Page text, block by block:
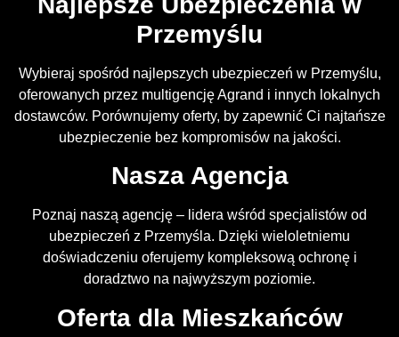
Przemyślu
Wybieraj spośród najlepszych ubezpieczeń w Przemyślu,
oferowanych przez multigencję Agrand i innych lokalnych
dostawców. Porównujemy oferty, by zapewnić Ci najtańsze
ubezpieczenie bez kompromisów na jakości.
Nasza Agencja
Poznaj naszą agencję – lidera wśród specjalistów od
ubezpieczeń z Przemyśla. Dzięki wieloletniemu
doświadczeniu oferujemy kompleksową ochronę i
doradztwo na najwyższym poziomie.
Oferta dla Mieszkańców